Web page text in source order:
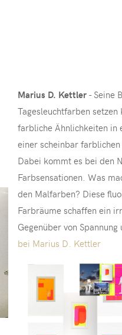
Marius D. Kettler - Seine
Tagesleuchtfarben setzen
farbliche Ähnlichkeiten in
einer scheinbar farblichen
Dabei kommt es bei den
Farbsensationen. Was
den Malfarben? Diese
Farbräume schaffen ein
Gegenüber von
bei Marius D. Kettler